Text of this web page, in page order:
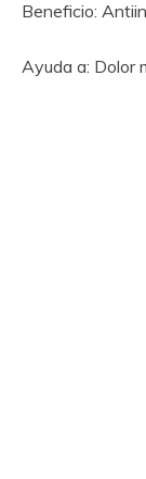
Beneficio:
Ayuda a: Dolor